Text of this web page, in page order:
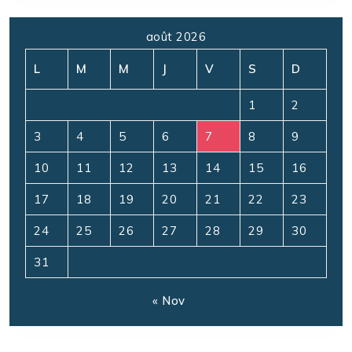
août 2026
L M M J V S D
1 2
3 4 5 6 7 8 9
10 11 12 13 14 15 16
17 18 19 20 21 22 23
24 25 26 27 28 29 30
31
« Nov